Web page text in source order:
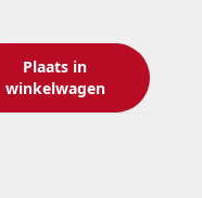
Plaats in
winkelwagen